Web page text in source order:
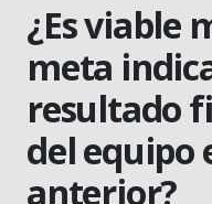
¿Es viable
meta
resultado
del equipo
anterior?